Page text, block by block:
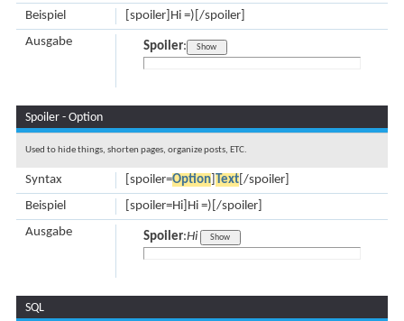
[spoiler]Hi =)[/spoiler]
Beispiel
Spoiler:
Ausgabe
Spoiler - Option
Used to hide things, shorten pages, organize posts, ETC.
[spoiler=Option] Text[/spoiler]
Syntax
[spoiler=Hi]Hi =)[/spoiler]
Beispiel
Spoiler:Hi
Ausgabe
SQL